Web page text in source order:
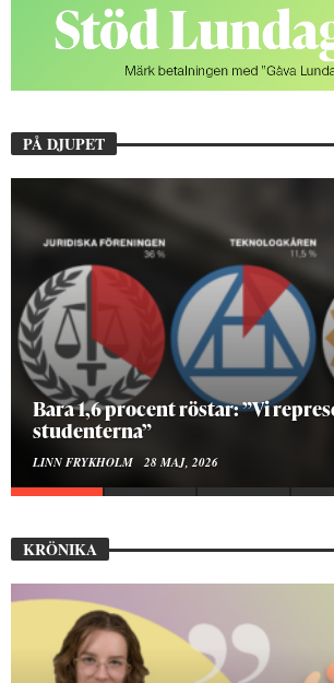
PÅ DJUPET
Bara 1,6 procent röstar: ”Vi
studenterna”
LINN FRYKHOLM 28 MAJ, 2026
KRÖNIKA